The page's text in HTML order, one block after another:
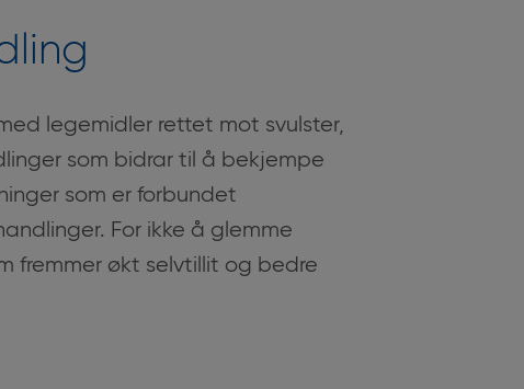
legemidler rettet mot svulster,
som bidrar til å bekjempe
som er forbundet
For ikke å glemme
fremmer økt selvtillit og bedre